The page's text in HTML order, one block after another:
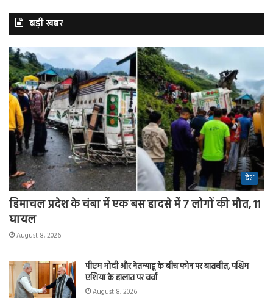
बड़ी खबर
देश
हिमाचल प्रदेश के चंबा में एक बस हादसे में 7 लोगों की मौत, 11
घायल
August 8, 2026
पीएम मोदी और नेतन्याहू के बीच फोन पर बातचीत, पश्चिम
एशिया के हालात पर चर्चा
August 8, 2026